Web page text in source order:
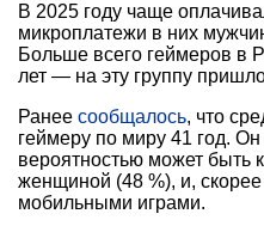
В 2025 году чаще
микроплатежи в них
Больше всего геймеров в
лет — на эту группу
Ранее сообщалось, что
геймеру по миру 41 год.
вероятностью может быть
женщиной (48 %), и, скорее
мобильными играми.